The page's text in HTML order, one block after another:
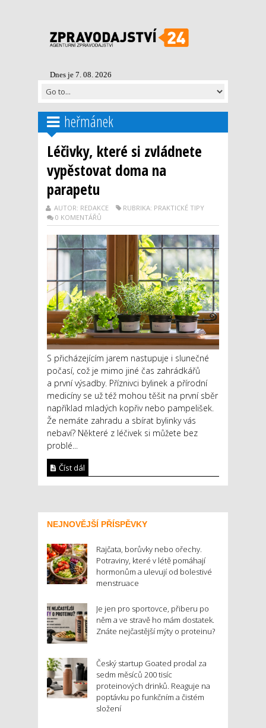
Dnes je 7. 08. 2026
heřmánek
Léčivky, které si zvládnete
vypěstovat doma na
parapetu
AUTOR: REDAKCE
RUBRIKA: PRAKTICKÉ TIPY
0 KOMENTÁŘŮ
S přicházejícím jarem nastupuje i slunečné
počasí, což je mimo jiné čas zahrádkářů
a první výsadby. Příznivci bylinek a přírodní
medicíny se už též mohou těšit na první sběr
například mladých kopřiv nebo pampelišek.
Že nemáte zahradu a sbírat bylinky vás
nebaví? Některé z léčivek si můžete bez
problé...
Číst dál
NEJNOVĚJŠÍ PŘÍSPĚVKY
Rajčata, borůvky nebo ořechy.
Potraviny, které v létě pomáhají
hormonům a ulevují od bolestivé
menstruace
Je jen pro sportovce, přiberu po
něm a ve stravě ho mám dostatek.
Znáte nejčastější mýty o proteinu?
Český startup Goated prodal za
sedm měsíců 200 tisíc
proteinových drinků. Reaguje na
poptávku po funkčním a čistém
složení